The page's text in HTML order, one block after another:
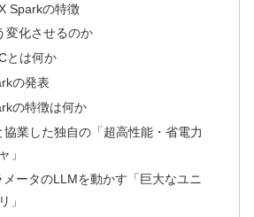
Sparkの特徴
変化させるのか
とは何か
の発表
の特徴は何か
協業した独自の「超高性能・省電力
」
ータのLLMを動かす「巨大なユニ
」